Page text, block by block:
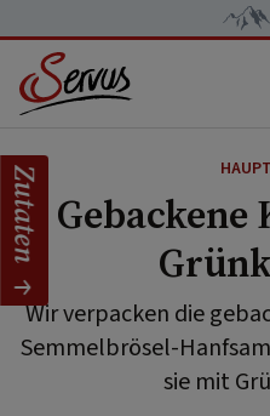
Wir verpacken die
Semmelbrösel-
sie mit
Zutaten